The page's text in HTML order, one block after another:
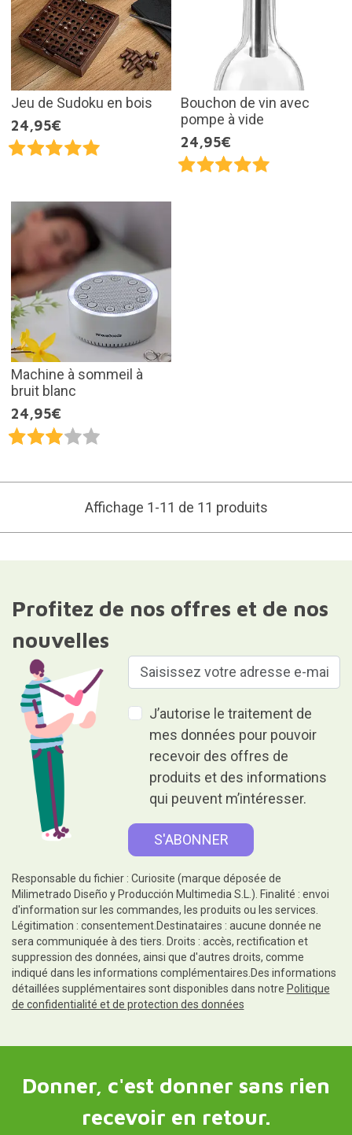
Jeu de Sudoku en bois
24,95€
Bouchon de vin avec
pompe à vide
24,95€
Machine à sommeil à
bruit blanc
24,95€
Affichage 1-11 de 11 produits
Profitez de nos offres et de nos
nouvelles
J’autorise le traitement de
mes données pour pouvoir
recevoir des offres de
produits et des informations
qui peuvent m’intéresser.
Responsable du fichier : Curiosite (marque déposée de
Milimetrado Diseño y Producción Multimedia S.L.). Finalité : envoi
d'information sur les commandes, les produits ou les services.
Légitimation : consentement.Destinataires : aucune donnée ne
sera communiquée à des tiers. Droits : accès, rectification et
suppression des données, ainsi que d'autres droits, comme
indiqué dans les informations complémentaires.Des informations
détaillées supplémentaires sont disponibles dans notre Politique
de confidentialité et de protection des données
Donner, c'est donner sans rien
recevoir en retour.